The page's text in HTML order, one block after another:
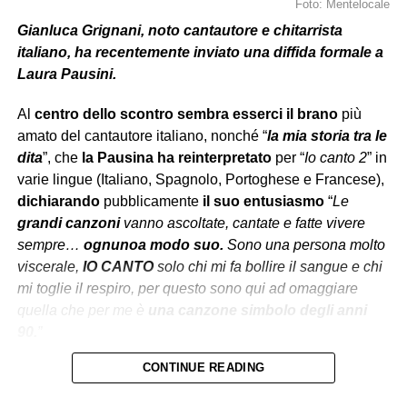
Foto: Mentelocale
Gianluca Grignani, noto cantautore e chitarrista
italiano, ha recentemente inviato una diffida formale a
Laura Pausini.
Al centro dello scontro sembra esserci il branopiù
amato del cantautore italiano, nonché “la mia storia tra le
dita”, chela Pausina ha reinterpretatoper “Io canto 2” in
varie lingue (Italiano, Spagnolo, Portoghese e Francese),
dichiarandopubblicamente il suo entusiasmo“Le
grandi canzonivanno ascoltate, cantate e fatte vivere
sempre… ognunoa modo suo. Sono una persona molto
viscerale, IO CANTOsolo chi mi fa bollire il sangue e chi
mi toglie il respiro, per questo sono qui ad omaggiare
simbolo degli anni
Warner Chappell Music le modifiche
CONTINUE READING